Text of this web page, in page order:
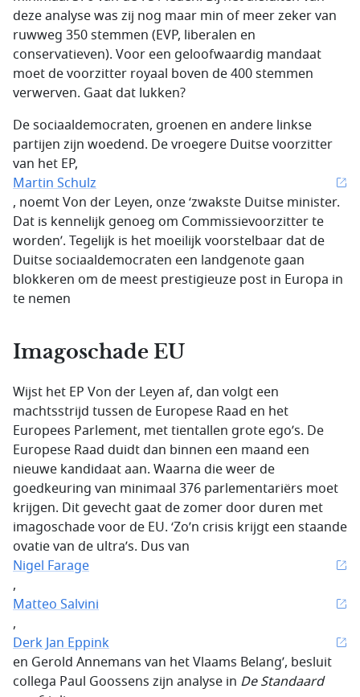
deze analyse was zij nog maar min of meer zeker van
ruwweg 350 stemmen (EVP, liberalen en
conservatieven). Voor een geloofwaardig mandaat
moet de voorzitter royaal boven de 400 stemmen
verwerven. Gaat dat lukken?
De sociaaldemocraten, groenen en andere linkse
partijen zijn woedend. De vroegere Duitse voorzitter
van het EP,
Martin Schulz
, noemt Von der Leyen, onze ‘zwakste Duitse minister.
Dat is kennelijk genoeg om Commissievoorzitter te
worden’. Tegelijk is het moeilijk voorstelbaar dat de
Duitse sociaaldemocraten een landgenote gaan
blokkeren om de meest prestigieuze post in Europa in
te nemen
Imagoschade EU
Wijst het EP Von der Leyen af, dan volgt een
machtsstrijd tussen de Europese Raad en het
Europees Parlement, met tientallen grote ego’s. De
Europese Raad duidt dan binnen een maand een
nieuwe kandidaat aan. Waarna die weer de
goedkeuring van minimaal 376 parlementariërs moet
krijgen. Dit gevecht gaat de zomer door duren met
imagoschade voor de EU. ‘Zo’n crisis krijgt een staande
ovatie van de ultra’s. Dus van
Nigel Farage
,
Matteo Salvini
,
Derk Jan Eppink
en Gerold Annemans van het Vlaams Belang’, besluit
collega Paul Goossens zijn analyse in De Standaard